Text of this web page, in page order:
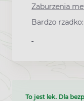
Zaburzenia
Bardzo
To jest lek. Dla